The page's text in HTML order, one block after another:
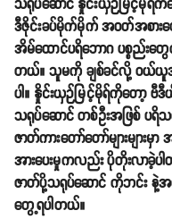
သရုပ်ဆောင် နှိုင်းယှဉ်မြင့်မိုရ်
ဒီဇိုင်းခပ်မိုက်မိုက် အဝတ်အစား
အိမ်ထောင်ပရိဘောဂ ပစ္စည်းတွေ
တယ်။ သူမကို ချစ်ခင်လို့ ဝယ်ယူအ
ပါ။ နှိုင်းယှဉ်မြင့်မိုရ်ကိုတော့
သရုပ်ဆောင် တစ်ဦးအဖြစ် ပ
ဇာတ်ကားတော်တော်များမျာ
အားပေးမှုကလည်း ပိုတိုးလာခဲ့
ဇာတ်ပို့သရုပ်ဆောင် ကိုဘင်း နဲ့
တွေ့ရပါတယ်။